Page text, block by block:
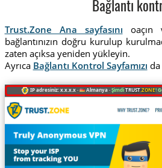
Bağlantı
Trust.Zone Ana sayfasını oaçın
bağlantınızın doğru kurulup
zaten açıksa yeniden yükleyin.
Ayrıca Bağlantı Kontrol Sayfamızı
IP adresiniz: x.x.x.x · Almanya ·ŞimdiTRUST.ZONE!